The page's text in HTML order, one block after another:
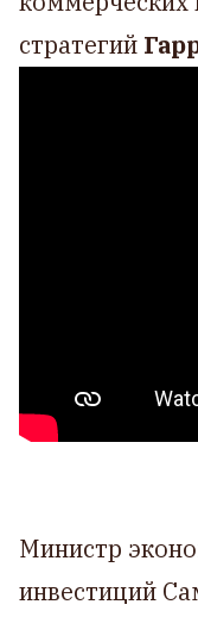
стратегий
Министр
инвестиций